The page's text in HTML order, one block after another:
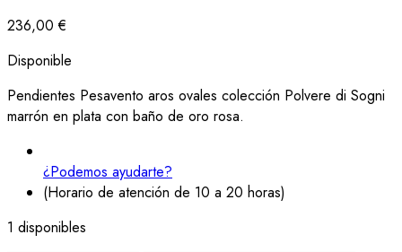
236,00€
Disponible
Pendientes Pesavento aros ovales colección Polvere di Sogni
marrón en plata con baño de oro rosa.
¿Podemos ayudarte?
(Horario de atención de 10 a 20 horas)
1 disponibles